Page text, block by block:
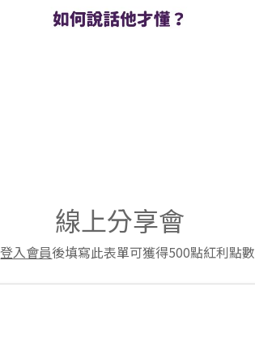
線上分享會
登入會員後填寫此表單可獲得500點紅利點數